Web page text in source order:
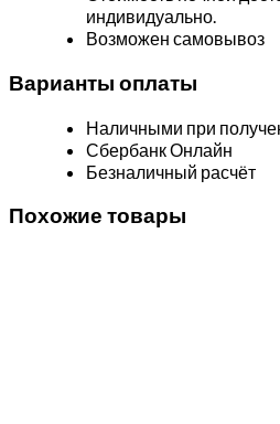
индивидуально.
Возможен самовывоз
Варианты оплаты
Наличными при
Сбербанк Онлайн
Безналичный расчёт
Похожие товары